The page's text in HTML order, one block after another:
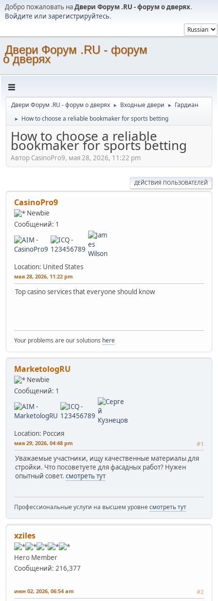
Добро пожаловать наДвери Форум .RU - форум о дверях.
Войдите или зарегистрируйтесь.
Двери Форум .RU - форум
о дверях
Двери Форум .RU - форум о дверях ► Входные двери ► Гардиан
► How to choose a reliable bookmaker for sports betting
How to choose a reliable
bookmaker for sports betting
Автор CasinoPro9, мая 28, 2026, 11:22 pm
ДЕЙСТВИЯ ПОЛЬЗОВАТЕЛЕЙ
CasinoPro9
Newbie
Сообщений: 1
Location: United States
мая 28, 2026, 11:22 pm
Top casino services that everyone should know
Your problems are our solutions here
MarketologRU
Newbie
Сообщений: 1
Location: Россия
мая 29, 2026, 04:48 pm #1
Уважаемые участники, ищу качественные материалы для
стройки. Что посоветуете для фасадных работ? Нужен
опытный совет. смотреть тут
Профессиональные услуги на высшем уровне смотреть тут
xziles
Hero Member
Сообщений: 216,377
июн 02, 2026, 06:54 am #2